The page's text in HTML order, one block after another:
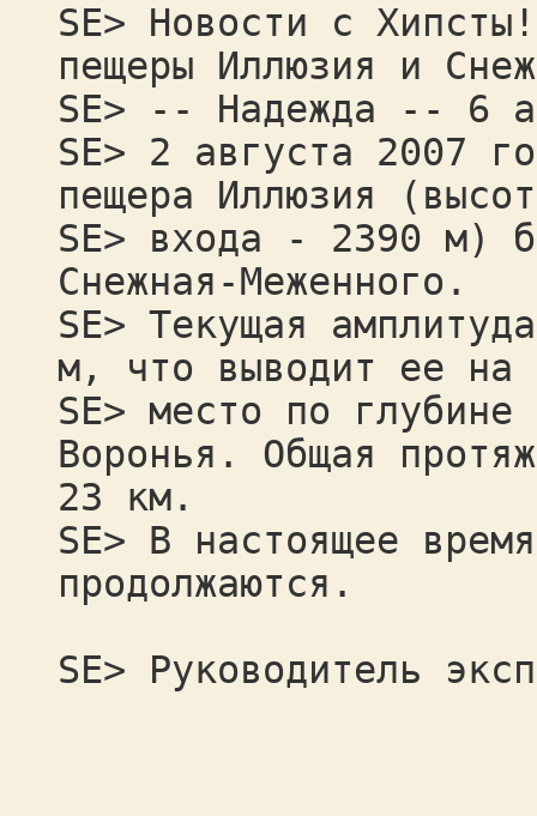
SE> Новости с
пещеры Иллюзия и
SE> -- Надежда -- 6
SE> 2 августа 2007
пещера Иллюзия
SE> входа - 2390 м)
Снежная-Меженного.
SE> Текущая
м, что выводит ее на
SE> место по
Воронья. Общая
23 км.
SE> В настоящее
продолжаются.
SE> Руководитель